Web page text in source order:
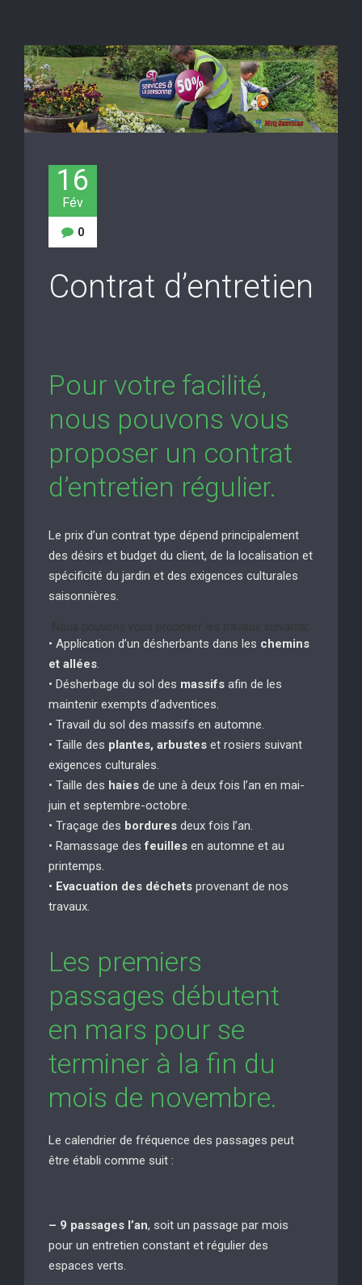
16
Fév
0
Contrat d’entretien
Pour votre facilité,
nous pouvons vous
proposer un contrat
d’entretien régulier.
Le prix d’un contrat type dépend principalement
des désirs et budget du client, de la localisation et
spécificité du jardin et des exigences culturales
saisonnières.
• Application d’un désherbants dans les chemins
et allées
• Désherbage du sol des massifs afin de les
maintenir exempts d’adventices.
• Travail du sol des massifs en automne.
• Taille des plantes, arbustes et rosiers suivant
exigences culturales.
• Taille des haies de une à deux fois l’an en mai-
juin et septembre-octobre.
• Traçage des bordures deux fois l’an.
• Ramassage desfeuilles en automne et au
printemps.
• Evacuation des déchets provenant de nos
travaux.
Les premiers
passages débutent
en mars pour se
terminer à la fin du
mois de novembre.
Le calendrier de fréquence des passages peut
être établi comme suit :
– 9 passages l’an, soit un passage par mois
pour un entretien constant et régulier des
espaces verts.